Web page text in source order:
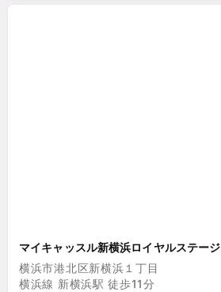
マイキャッスル新横浜ロイヤルステージ
横浜市港北区新横浜１丁目
横浜線 新横浜駅 徒歩11分